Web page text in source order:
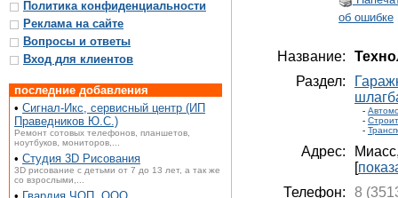
Политика конфиденциальности
Реклама на сайте
Вопросы и ответы
Вход для клиентов
последние добавления
• Сигнал-Икс, сервисный центр (ИП
Праведников Ю.С.)
Ремонт сотовых телефонов, планшетов,
ноутбуков, мониторов,...
• Студия 3D Рисования
3D рисование с детьми от 7 до 13 лет, а так же
со взрослыми,...
об ошибке
Название:
Раздел:
-
-
-
Адрес:
[
Телефон:
8